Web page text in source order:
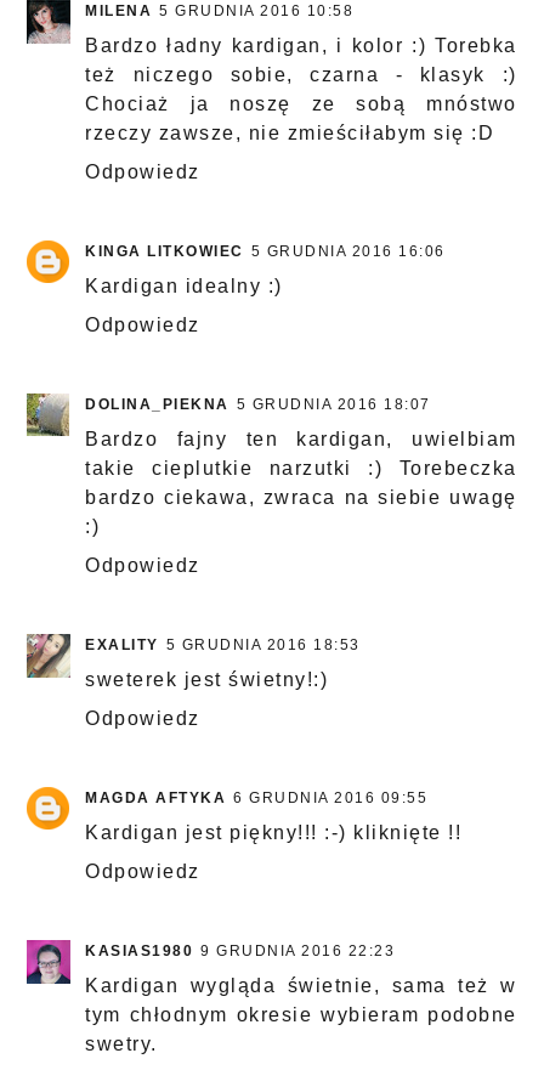
MILENA 5 GRUDNIA 2016 10:58
Bardzo ładny kardigan, i kolor :) Torebka
też niczego sobie, czarna - klasyk :)
Chociaż ja noszę ze sobą mnóstwo
rzeczy zawsze, nie zmieściłabym się :D
Odpowiedz
KINGA LITKOWIEC 5 GRUDNIA 2016 16:06
Kardigan idealny :)
Odpowiedz
DOLINA_PIEKNA 5 GRUDNIA 2016 18:07
Bardzo fajny ten kardigan, uwielbiam
takie cieplutkie narzutki :) Torebeczka
bardzo ciekawa, zwraca na siebie uwagę
:)
Odpowiedz
EXALITY 5 GRUDNIA 2016 18:53
sweterek jest świetny!:)
Odpowiedz
MAGDA AFTYKA 6 GRUDNIA 2016 09:55
Kardigan jest piękny!!! :-) kliknięte !!
Odpowiedz
KASIAS1980 9 GRUDNIA 2016 22:23
Kardigan wygląda świetnie, sama też w
tym chłodnym okresie wybieram podobne
swetry.